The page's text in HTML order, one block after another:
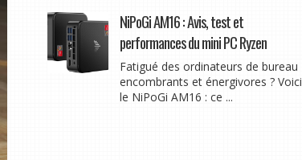
NiPoGi AM16 : Avis, test et
performances du mini PC Ryzen
Fatigué des ordinateurs de bureau
encombrants et énergivores ? Voici
le NiPoGi AM16 : ce ...